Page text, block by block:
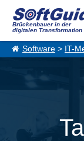
Brückenbauer in der
digitalen Transformation
Software > IT-